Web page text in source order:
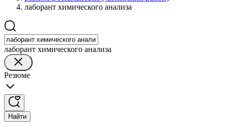
лаборант химического анализа
лаборант химического анализа
Резюме
Найти